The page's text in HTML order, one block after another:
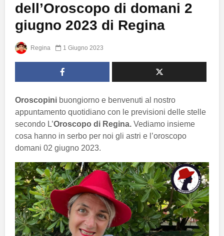
dell’Oroscopo di domani 2
giugno 2023 di Regina
Regina 1 Giugno 2023
Oroscopini buongiorno e benvenuti al nostro
appuntamento quotidiano con le previsioni delle stelle
secondo L’Oroscopo di Regina. Vediamo insieme
cosa hanno in serbo per noi gli astri e l’oroscopo
domani 02 giugno 2023.